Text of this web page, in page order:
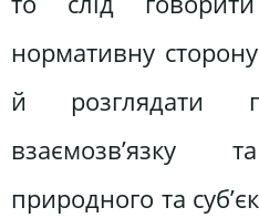
нормативну
й розглядати
взаємозв’язку
природного та